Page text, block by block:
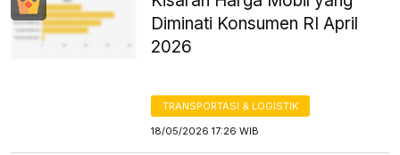
Diminati Konsumen RI April
2026
TRANSPORTASI & LOGISTIK
18/05/2026 17:26 WIB